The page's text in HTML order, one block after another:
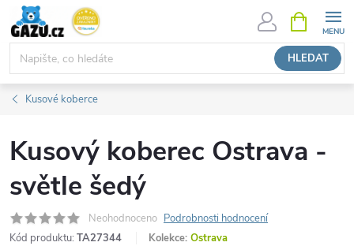
Přejít
obsah
HLEDAT
NÁKUPNÍ
KOŠÍK
Kusové koberce
Kusový koberec Ostrava -
světle šedý
Neohodnoceno Podrobnosti hodnocení
Kód produktu: TA27344 Kolekce: Ostrava